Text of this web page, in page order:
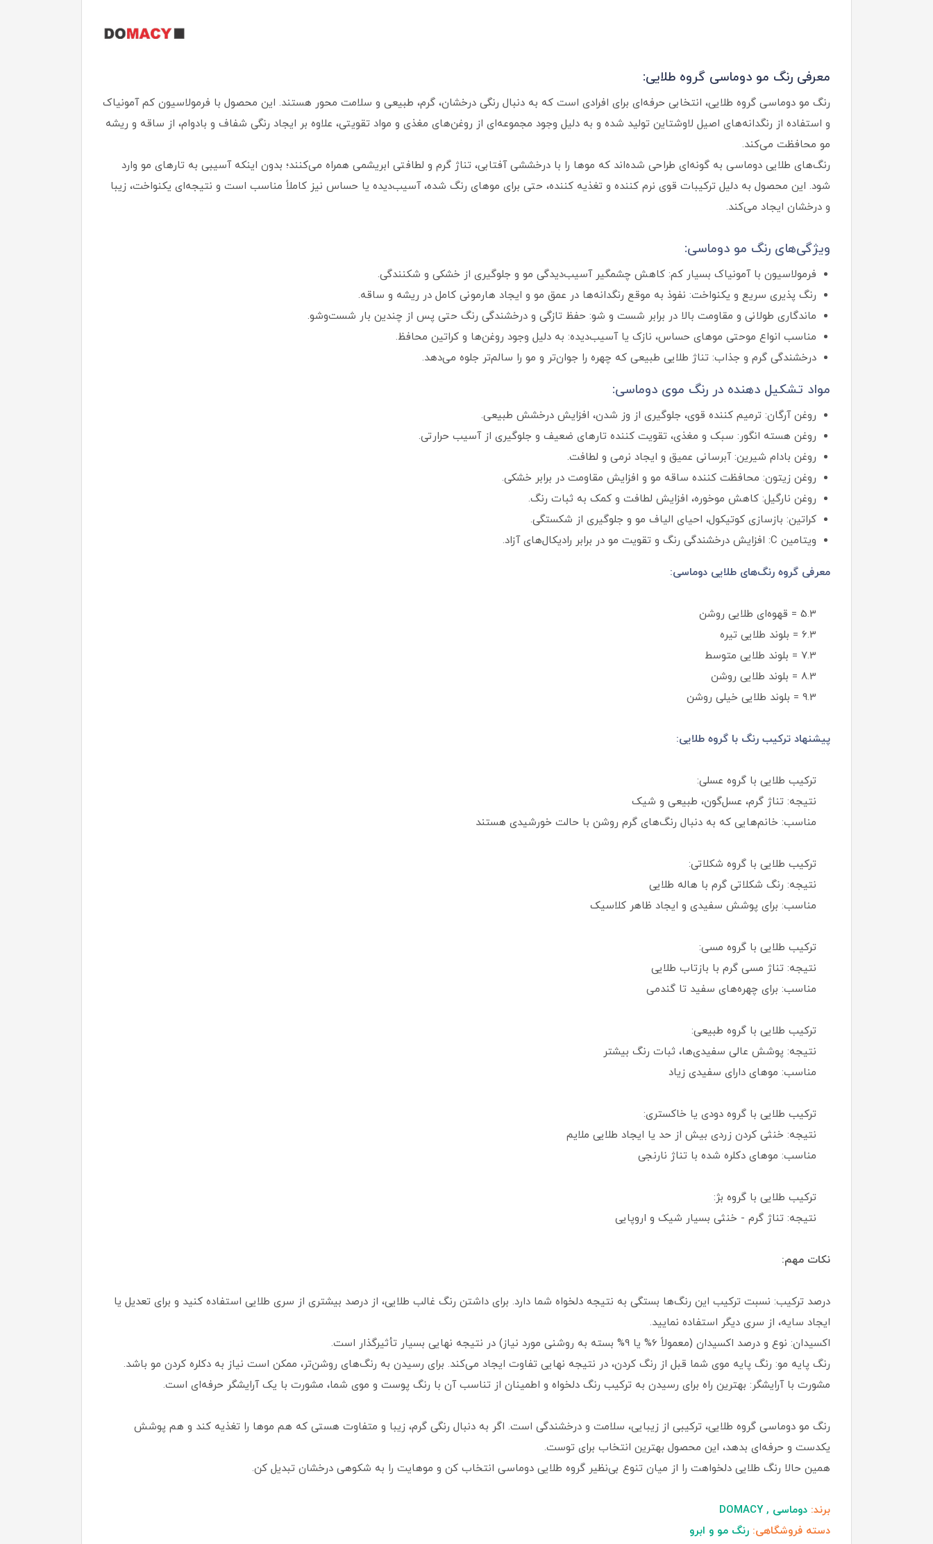
معرفی رنگ مو دوماسی گروه طلایی:
رنگ مو دوماسی گروه طلایی، انتخابی حرفه‌ای برای افرادی است که به دنبال رنگی درخشان، گرم، طبیعی و سلامت‌ محور هستند. این محصول با فرمولاسیون کم‌ آمونیاک
و استفاده از رنگدانه‌های اصیل لاوشتاین تولید شده و به‌ دلیل وجود مجموعه‌ای از روغن‌های مغذی و مواد تقویتی، علاوه بر ایجاد رنگی شفاف و بادوام، از ساقه و ریشه
مو محافظت می‌کند.
رنگ‌های طلایی دوماسی به‌ گونه‌ای طراحی شده‌اند که موها را با درخششی آفتابی، تناژ گرم و لطافتی ابریشمی همراه می‌کنند؛ بدون اینکه آسیبی به تارهای مو وارد
شود. این محصول به دلیل ترکیبات قوی نرم‌ کننده و تغذیه‌ کننده، حتی برای موهای رنگ‌ شده، آسیب‌دیده یا حساس نیز کاملاً مناسب است و نتیجه‌ای یکنواخت، زیبا
و درخشان ایجاد می‌کند.
ویژگی‌های رنگ مو دوماسی:
فرمولاسیون با آمونیاک بسیار کم: کاهش چشمگیر آسیب‌دیدگی مو و جلوگیری از خشکی و شکنندگی.
رنگ‌ پذیری سریع و یکنواخت: نفوذ به‌ موقع رنگدانه‌ها در عمق مو و ایجاد هارمونی کامل در ریشه و ساقه.
ماندگاری طولانی و مقاومت بالا در برابر شست‌ و شو: حفظ تازگی و درخشندگی رنگ حتی پس از چندین بار شست‌وشو.
مناسب انواع موحتی موهای حساس، نازک یا آسیب‌دیده: به دلیل وجود روغن‌ها و کراتین محافظ.
درخشندگی گرم و جذاب: تناژ طلایی طبیعی که چهره را جوان‌تر و مو را سالم‌تر جلوه می‌دهد.
مواد تشکیل دهنده در رنگ موی دوماسی:
روغن آرگان: ترمیم‌ کننده قوی، جلوگیری از وز شدن، افزایش درخشش طبیعی.
روغن هسته انگور: سبک و مغذی، تقویت‌ کننده تارهای ضعیف و جلوگیری از آسیب حرارتی.
روغن بادام شیرین: آبرسانی عمیق و ایجاد نرمی و لطافت.
روغن زیتون: محافظت‌ کننده ساقه مو و افزایش مقاومت در برابر خشکی.
روغن نارگیل: کاهش موخوره، افزایش لطافت و کمک به ثبات رنگ.
کراتین: بازسازی کوتیکول، احیای الیاف مو و جلوگیری از شکستگی.
ویتامین C: افزایش درخشندگی رنگ و تقویت مو در برابر رادیکال‌های آزاد.
معرفی گروه رنگ‌های طلایی دوماسی:
5.3 = قهوه‌ای طلایی روشن
6.3 = بلوند طلایی تیره
7.3 = بلوند طلایی متوسط
8.3 = بلوند طلایی روشن
9.3 = بلوند طلایی خیلی روشن
پیشنهاد ترکیب رنگ با گروه طلایی:
ترکیب طلایی با گروه عسلی:
نتیجه: تناژ گرم، عسل‌گون، طبیعی و شیک
مناسب: خانم‌هایی که به دنبال رنگ‌های گرم روشن با حالت خورشیدی هستند
ترکیب طلایی با گروه شکلاتی:
نتیجه: رنگ شکلاتی گرم با هاله طلایی
مناسب: برای پوشش سفیدی و ایجاد ظاهر کلاسیک
ترکیب طلایی با گروه مسی:
نتیجه: تناژ مسی گرم با بازتاب طلایی
مناسب: برای چهره‌های سفید تا گندمی
ترکیب طلایی با گروه طبیعی:
نتیجه: پوشش عالی سفیدی‌ها، ثبات رنگ بیشتر
مناسب: موهای دارای سفیدی زیاد
ترکیب طلایی با گروه دودی یا خاکستری:
نتیجه: خنثی‌ کردن زردی بیش از حد یا ایجاد طلایی ملایم
مناسب: موهای دکلره شده با تناژ نارنجی
ترکیب طلایی با گروه بژ:
نتیجه: تناژ گرم - خنثی بسیار شیک و اروپایی
نکات مهم:
درصد ترکیب: نسبت ترکیب این رنگ‌ها بستگی به نتیجه دلخواه شما دارد. برای داشتن رنگ غالب طلایی، از درصد بیشتری از سری طلایی استفاده کنید و برای تعدیل یا
ایجاد سایه، از سری دیگر استفاده نمایید.
اکسیدان: نوع و درصد اکسیدان (معمولاً 6% یا 9% بسته به روشنی مورد نیاز) در نتیجه نهایی بسیار تأثیرگذار است.
رنگ پایه مو: رنگ پایه موی شما قبل از رنگ کردن، در نتیجه نهایی تفاوت ایجاد می‌کند. برای رسیدن به رنگ‌های روشن‌تر، ممکن است نیاز به دکلره کردن مو باشد.
مشورت با آرایشگر: بهترین راه برای رسیدن به ترکیب رنگ دلخواه و اطمینان از تناسب آن با رنگ پوست و موی شما، مشورت با یک آرایشگر حرفه‌ای است.
رنگ مو دوماسی گروه طلایی، ترکیبی از زیبایی، سلامت و درخشندگی است. اگر به دنبال رنگی گرم، زیبا و متفاوت هستی که هم موها را تغذیه کند و هم پوشش
یکدست و حرفه‌ای بدهد، این محصول بهترین انتخاب برای توست.
همین حالا رنگ طلایی دلخواهت را از میان تنوع بی‌نظیر گروه طلایی دوماسی انتخاب کن و موهایت را به شکوهی درخشان تبدیل کن.
برند: دوماسی , DOMACY
دسته فروشگاهی: رنگ مو و ابرو